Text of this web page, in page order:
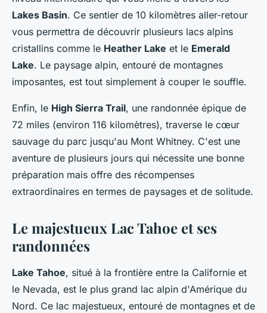
Lakes Basin. Ce sentier de 10 kilomètres aller-retour
vous permettra de découvrir plusieurs lacs alpins
cristallins comme le Heather Lake et le Emerald
Lake. Le paysage alpin, entouré de montagnes
imposantes, est tout simplement à couper le souffle.
Enfin, le High Sierra Trail, une randonnée épique de
72 miles (environ 116 kilomètres), traverse le cœur
sauvage du parc jusqu'au Mont Whitney. C'est une
aventure de plusieurs jours qui nécessite une bonne
préparation mais offre des récompenses
extraordinaires en termes de paysages et de solitude.
Le majestueux Lac Tahoe et ses
randonnées
Lake Tahoe, situé à la frontière entre la Californie et
le Nevada, est le plus grand lac alpin d'Amérique du
Nord. Ce lac majestueux, entouré de montagnes et de